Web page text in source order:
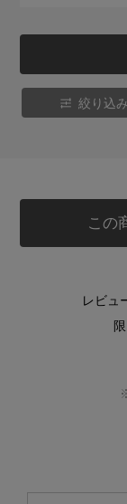
絞り込み
この
レビュ